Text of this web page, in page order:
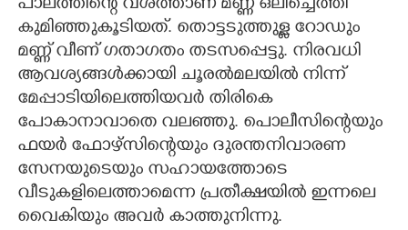
പാലത്തിന്റെ വശത്താണ് മണ്ണ് ഒലിച്ചെത്തി
കുമിഞ്ഞുകൂടിയത്. തൊട്ടടുത്തുള്ള റോഡും
മണ്ണ് വീണ് ഗതാഗതം തടസപ്പെട്ടു. നിരവധി
ആവശ്യങ്ങൾക്കായി ചൂരൽമലയിൽ നിന്ന്
മേപ്പാടിയിലെത്തിയവർ തിരികെ
പോകാനാവാതെ വലഞ്ഞു. പൊലീസിന്റെയും
ഫയർ ഫോഴ്സിന്റെയും ദുരന്തനിവാരണ
സേനയുടെയും സഹായത്തോടെ
വീടുകളിലെത്താമെന്ന പ്രതീക്ഷയിൽ ഇന്നലെ
വെെകിയും അവർ കാത്തുനിന്നു.